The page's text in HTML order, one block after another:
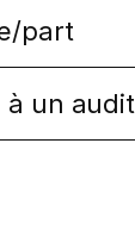
part
à un audit